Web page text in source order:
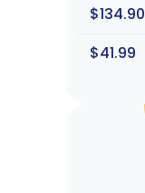
$134.90
$41.99